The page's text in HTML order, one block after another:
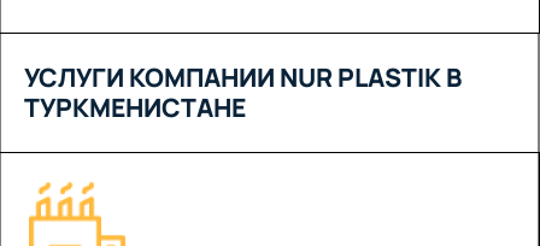
УСЛУГИ КОМПАНИИ NUR PLASTIK В
ТУРКМЕНИСТАНЕ